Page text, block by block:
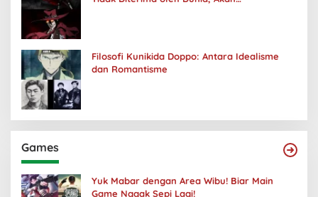
Filosofi Kunikida Doppo: Antara Idealisme
dan Romantisme
Games
Yuk Mabar dengan Area Wibu! Biar Main
Game Nggak Sepi Lagi!